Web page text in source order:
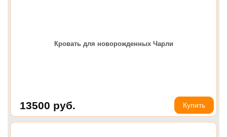
Кровать для новорожденных Чарли
13500 руб. Купить